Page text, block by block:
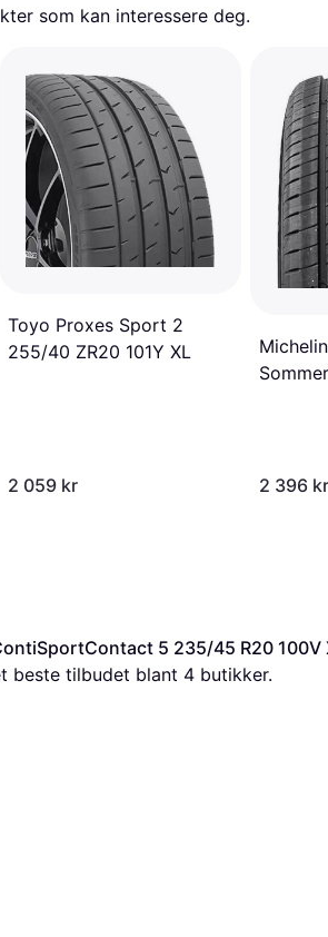
som kan interessere deg.
Toyo Proxes Sport 2
255/40 ZR20 101Y XL
2 059 kr 2 396 kr
5 235/45 R20 100V
beste tilbudet blant 4 butikker.